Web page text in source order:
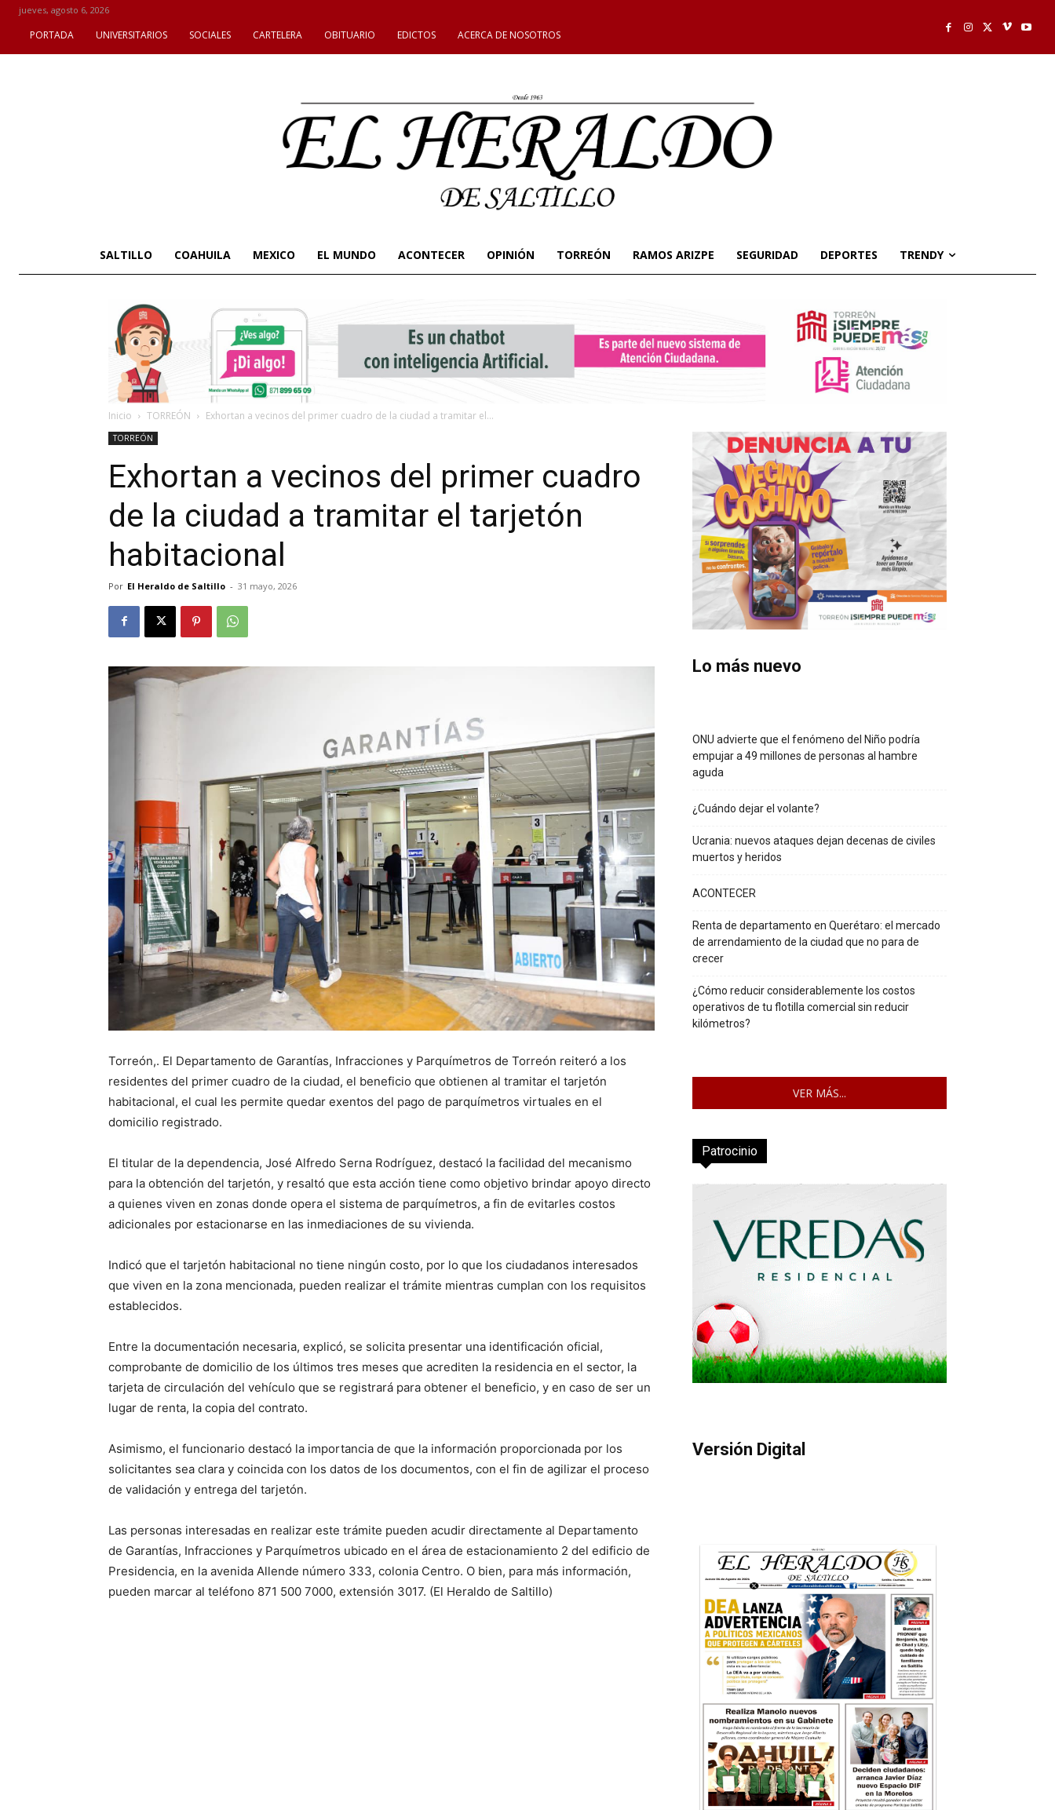
jueves, agosto 6, 2026
PORTADA UNIVERSITARIOS SOCIALES CARTELERA OBITUARIO EDICTOS ACERCA DE NOSOTROS
SALTILLO COAHUILA MEXICO EL MUNDO ACONTECER OPINIÓN TORREÓN RAMOS ARIZPE SEGURIDAD DEPORTES TRENDY
Inicio TORREÓN Exhortan a vecinos del primer cuadro de la ciudad a tramitar el...
TORREÓN
Exhortan a vecinos del primer cuadro
de la ciudad a tramitar el tarjetón
habitacional
Por El Heraldo de Saltillo - 31 mayo, 2026
Torreón,. El Departamento de Garantías, Infracciones y Parquímetros de Torreón reiteró a los
residentes del primer cuadro de la ciudad, el beneficio que obtienen al tramitar el tarjetón
habitacional, el cual les permite quedar exentos del pago de parquímetros virtuales en el
domicilio registrado.
El titular de la dependencia, José Alfredo Serna Rodríguez, destacó la facilidad del mecanismo
para la obtención del tarjetón, y resaltó que esta acción tiene como objetivo brindar apoyo directo
a quienes viven en zonas donde opera el sistema de parquímetros, a fin de evitarles costos
adicionales por estacionarse en las inmediaciones de su vivienda.
Indicó que el tarjetón habitacional no tiene ningún costo, por lo que los ciudadanos interesados
que viven en la zona mencionada, pueden realizar el trámite mientras cumplan con los requisitos
establecidos.
Entre la documentación necesaria, explicó, se solicita presentar una identificación oficial,
comprobante de domicilio de los últimos tres meses que acrediten la residencia en el sector, la
tarjeta de circulación del vehículo que se registrará para obtener el beneficio, y en caso de ser un
lugar de renta, la copia del contrato.
Asimismo, el funcionario destacó la importancia de que la información proporcionada por los
solicitantes sea clara y coincida con los datos de los documentos, con el fin de agilizar el proceso
de validación y entrega del tarjetón.
Las personas interesadas en realizar este trámite pueden acudir directamente al Departamento
de Garantías, Infracciones y Parquímetros ubicado en el área de estacionamiento 2 del edificio de
Presidencia, en la avenida Allende número 333, colonia Centro. O bien, para más información,
pueden marcar al teléfono 871 500 7000, extensión 3017. (El Heraldo de Saltillo)
Lo más nuevo
ONU advierte que el fenómeno del Niño podría
empujar a 49 millones de personas al hambre
aguda
¿Cuándo dejar el volante?
Ucrania: nuevos ataques dejan decenas de civiles
muertos y heridos
ACONTECER
Renta de departamento en Querétaro: el mercado
de arrendamiento de la ciudad que no para de
crecer
¿Cómo reducir considerablemente los costos
operativos de tu flotilla comercial sin reducir
kilómetros?
VER MÁS...
Patrocinio
Versión Digital